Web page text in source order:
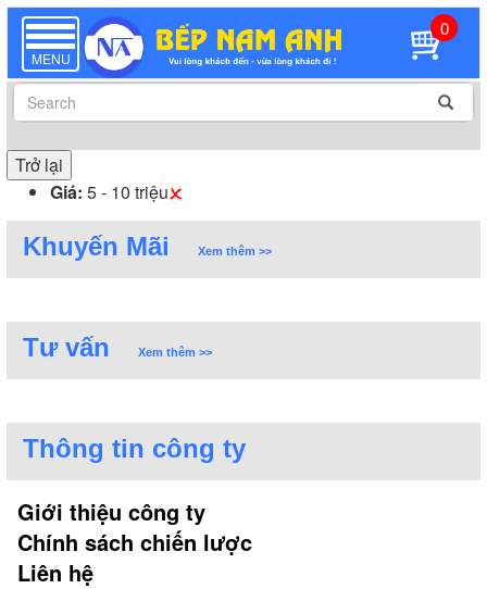
TOGGLE
NAVIGATION
MENU
0
Trở lại
Giá: 5 - 10 triệu
Khuyến Mãi Xem thêm >>
Tư vấn Xem thêm >>
Thông tin công ty
Giới thiệu công ty
Chính sách chiến lược
Liên hệ